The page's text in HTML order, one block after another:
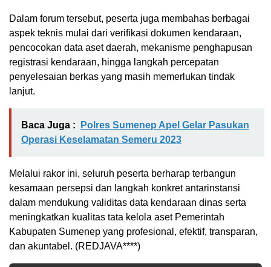
Dalam forum tersebut, peserta juga membahas berbagai
aspek teknis mulai dari verifikasi dokumen kendaraan,
pencocokan data aset daerah, mekanisme penghapusan
registrasi kendaraan, hingga langkah percepatan
penyelesaian berkas yang masih memerlukan tindak
lanjut.
Baca Juga :
Polres Sumenep Apel Gelar Pasukan
Operasi Keselamatan Semeru 2023
Melalui rakor ini, seluruh peserta berharap terbangun
kesamaan persepsi dan langkah konkret antarinstansi
dalam mendukung validitas data kendaraan dinas serta
meningkatkan kualitas tata kelola aset Pemerintah
Kabupaten Sumenep yang profesional, efektif, transparan,
dan akuntabel. (REDJAVA****)